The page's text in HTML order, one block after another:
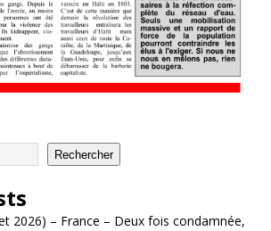
Rechercher
2026) – France – Deux fois condamnée,